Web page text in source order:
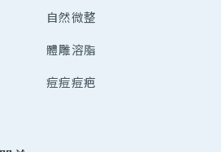
自然微整
體雕溶脂
痘痘痘疤